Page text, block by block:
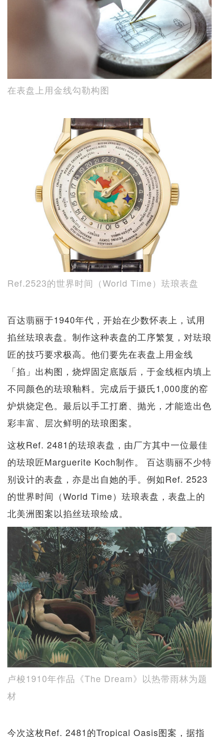
在表盘上用金线勾勒构图
Ref.2523的世界时间（World Time）珐琅表盘
百达翡丽于1940年代，开始在少数怀表上，试用
掐丝珐琅表盘。制作这种表盘的工序繁复，对珐琅
匠的技巧要求极高。他们要先在表盘上用金线
「掐」出构图，烧焊固定底版后，于金线框内填上
不同颜色的珐琅釉料。完成后于摄氏1,000度的窑
炉烘烧定色。最后以手工打磨、抛光，才能造出色
彩丰富、层次鲜明的珐琅图案。
这枚Ref. 2481的珐琅表盘，由厂方其中一位最佳
的珐琅匠Marguerite Koch制作。 百达翡丽不少特
别设计的表盘，亦是出自她的手。例如Ref. 2523
的世界时间（World Time）珐琅表盘，表盘上的
北美洲图案以掐丝珐琅绘成。
卢梭1910年作品《The Dream》以热带雨林为题
材
今次这枚Ref. 2481的Tropical Oasis图案，据指